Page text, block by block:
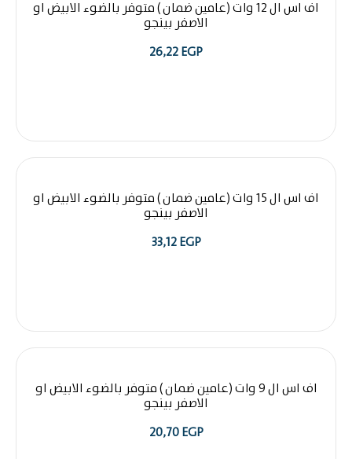
اف اس ال 12 وات (عامين ضمان ) متوفر بالضوء الابيض او
الاصفر بينجو
26,22EGP
اف اس ال 15 وات (عامين ضمان ) متوفر بالضوء الابيض او
الاصفر بينجو
33,12EGP
اف اس ال 9 وات (عامين ضمان ) متوفر بالضوء الابيض او
الاصفر بينجو
20,70EGP